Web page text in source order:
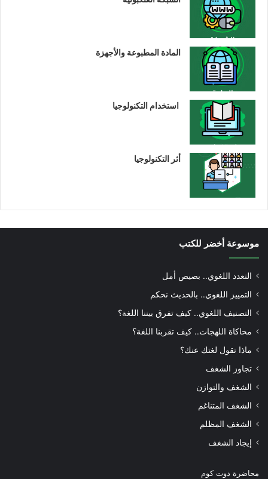
المادة المطبوعة والأجهزة
استخدام التكنولوجيا
أثر التكنولوجيا
موسوعة أخضر للكتب
التعدد اللغوي.. بصيص أمل
التمييز اللغوي.. بالحديث نحكم
التصنيف اللغوي.. كيف تفرق بيننا اللغة؟
محاكاة اللهجات.. كيف تقربنا اللغة؟
ماذا تقول لغتك عنك؟
تجاوز الشغف
الشغف والتوازن
الشغف المتناغم
الشغف المظلم
إيجاد الشغف
محاضرة دوت كوم